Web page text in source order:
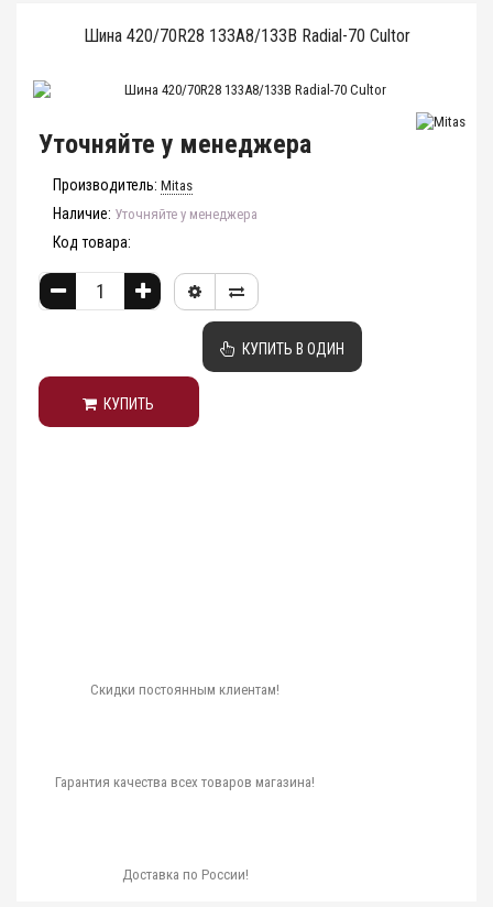
Шина 420/70R28 133A8/133B Radial-70 Cultor
Уточняйте у менеджера
Производитель: Mitas
Наличие: Уточняйте у менеджера
Код товара:
КУПИТЬ
КУПИТЬ В ОДИН
Скидки постоянным клиентам!
Гарантия качества всех товаров магазина!
Доставка по России!